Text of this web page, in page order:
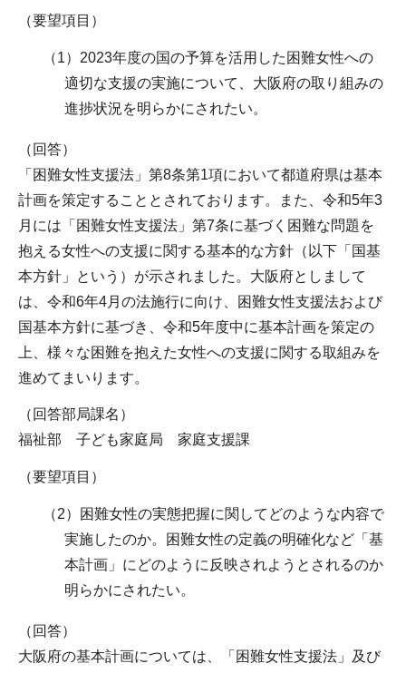
（要望項目）
（1）2023年度の国の予算を活用した困難女性への
適切な支援の実施について、大阪府の取り組みの
進捗状況を明らかにされたい。
（回答）
「困難女性支援法」第8条第1項において都道府県は基本
計画を策定することとされております。また、令和5年3
月には「困難女性支援法」第7条に基づく困難な問題を
抱える女性への支援に関する基本的な方針（以下「国基
本方針」という）が示されました。大阪府としまして
は、令和6年4月の法施行に向け、困難女性支援法および
国基本方針に基づき、令和5年度中に基本計画を策定の
上、様々な困難を抱えた女性への支援に関する取組みを
進めてまいります。
（回答部局課名）
福祉部 子ども家庭局 家庭支援課
（要望項目）
（2）困難女性の実態把握に関してどのような内容で
実施したのか。困難女性の定義の明確化など「基
本計画」にどのように反映されようとされるのか
明らかにされたい。
（回答）
大阪府の基本計画については、「困難女性支援法」及び